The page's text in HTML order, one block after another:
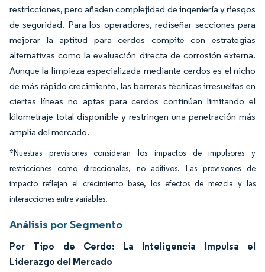
restricciones, pero añaden complejidad de ingeniería y riesgos
de seguridad. Para los operadores, rediseñar secciones para
mejorar la aptitud para cerdos compite con estrategias
alternativas como la evaluación directa de corrosión externa.
Aunque la limpieza especializada mediante cerdos es el nicho
de más rápido crecimiento, las barreras técnicas irresueltas en
ciertas líneas no aptas para cerdos continúan limitando el
kilometraje total disponible y restringen una penetración más
amplia del mercado.
*Nuestras previsiones consideran los impactos de impulsores y
restricciones como direccionales, no aditivos. Las previsiones de
impacto reflejan el crecimiento base, los efectos de mezcla y las
interacciones entre variables.
Análisis por Segmento
Por Tipo de Cerdo: La Inteligencia Impulsa el
Liderazgo del Mercado